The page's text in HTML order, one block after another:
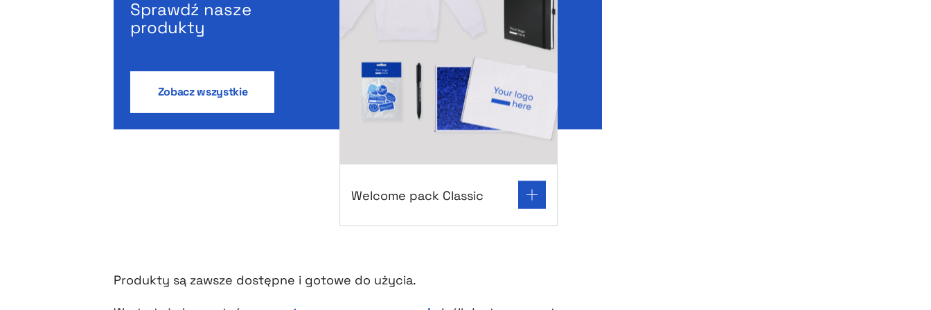
Sprawdź nasze
produkty
Zobacz wszystkie
Welcome pack Classic
Produkty są zawsze dostępne i gotowe do użycia.